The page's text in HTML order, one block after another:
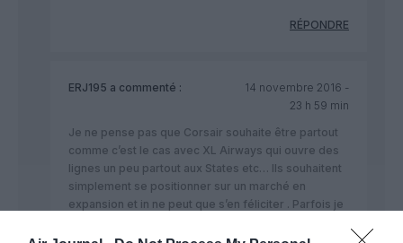
RÉPONDRE
ERJ195 a commenté :
14 novembre 2016 -
23 h 59 min
Je ne pense pas que Corsair souhaite être partout
comme c’est le cas avec XL Airways qui ouvre des
lignes un peu partout aux States etc… Ils souhaitent
simplement se positionner sur un marché en
expansion et in ne peut que s’en féliciter . Parfois je
lignes qu’ils ouvrent.